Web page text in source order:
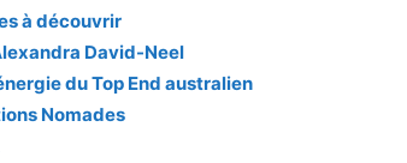
à découvrir
David-Neel
du Top End australien
Nomades